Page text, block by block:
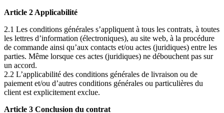
Article 2 Applicabilité
2.1 Les conditions générales s’appliquent à tous les contrats, à toutes
les lettres d’information (électroniques), au site web, à la procédure
de commande ainsi qu’aux contacts et/ou actes (juridiques) entre les
parties. Même lorsque ces actes (juridiques) ne débouchent pas sur
un accord.
2.2 L’applicabilité des conditions générales de livraison ou de
paiement et/ou d’autres conditions générales ou particulières du
client est explicitement exclue.
Article 3 Conclusion du contrat